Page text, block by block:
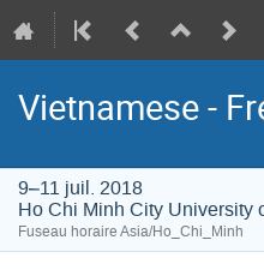
Vietnamese -
9–11 juil. 2018
Ho Chi Minh City University
Fuseau horaire Asia/Ho_Chi_Minh